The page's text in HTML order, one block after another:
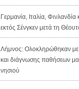
Γερμανία, Ιταλία,
εκτός Σένγκεν μετά τη
Λήμνος: Ολοκληρώθηκαν με
και διάγνωσης παθήσεων
νησιού